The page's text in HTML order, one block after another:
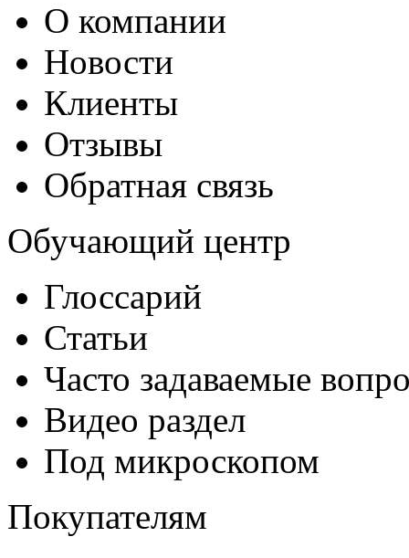
О компании
Новости
Клиенты
Отзывы
Обратная связь
Обучающий центр
Глоссарий
Статьи
Часто задаваемые
Видео раздел
Под микроскопом
Покупателям